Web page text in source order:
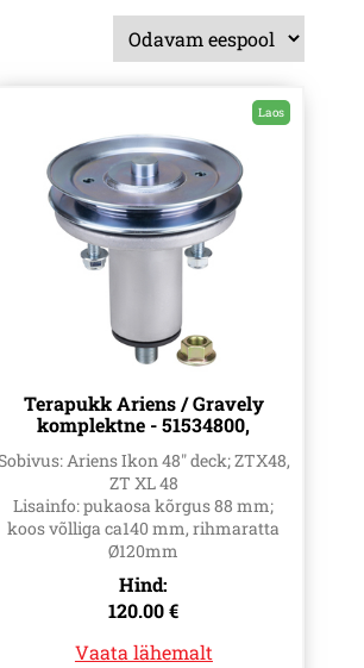
Laos
Terapukk Ariens / Gravely
komplektne - 51534800,
Ariens Ikon 48" deck; ZTX48,
ZT XL 48
Lisainfo: pukaosa kõrgus 88 mm;
koos võlliga ca140 mm, rihmaratta
Ø120mm
Hind:
120.00 €
Vaata lähemalt